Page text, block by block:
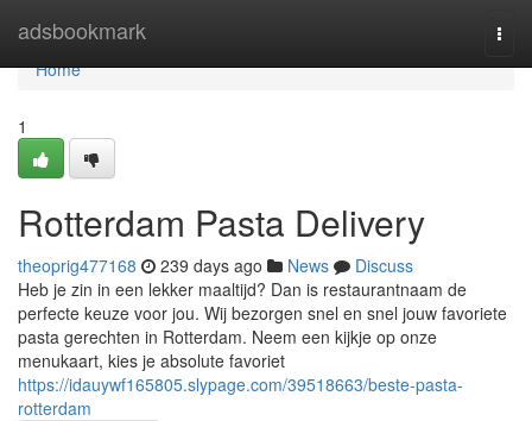
adsbookmark
Home
Home
1
Rotterdam Pasta Delivery
theoprig477168 239 days ago News
Discuss
Heb je zin in een lekker maaltijd? Dan is restaurantnaam de
perfecte keuze voor jou. Wij bezorgen snel en snel jouw favoriete
pasta gerechten in Rotterdam. Neem een kijkje op onze
menukaart, kies je absolute favoriet
https://idauywf165805.slypage.com/39518663/beste-pasta-
rotterdam